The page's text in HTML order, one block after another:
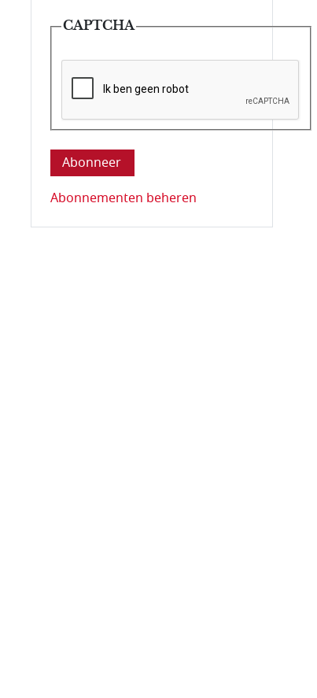
CAPTCHA
Deze vraag is om te controleren dat u
Abonnementen beheren